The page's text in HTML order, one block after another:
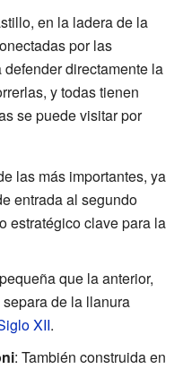
en la ladera de la
por las
directamente la
y todas tienen
se puede visitar por
las más importantes, ya
entrada al segundo
estratégico clave para la
que la anterior,
de la llanura
XII.
: También construida en